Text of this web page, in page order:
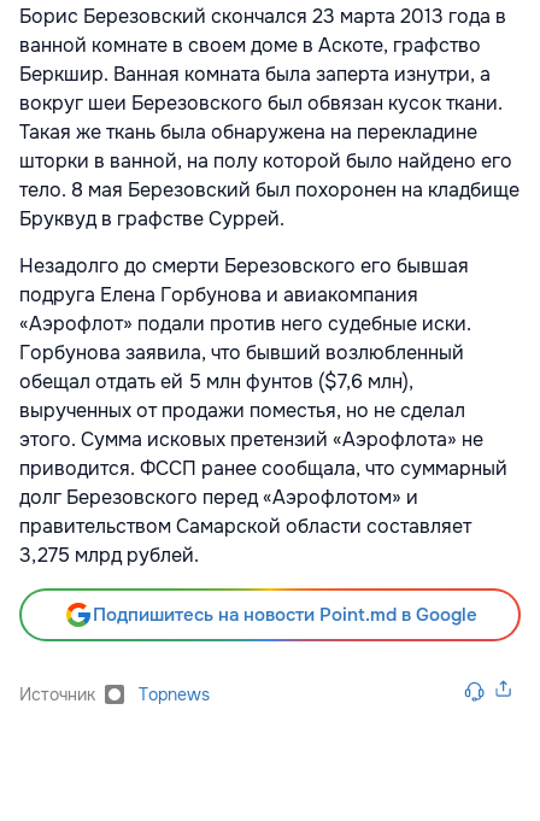
Борис Березовский скончался 23 марта 2013 года в
ванной комнате в своем доме в Аскоте, графство
Беркшир. Ванная комната была заперта изнутри, а
вокруг шеи Березовского был обвязан кусок ткани.
Такая же ткань была обнаружена на перекладине
шторки в ванной, на полу которой было найдено его
тело. 8 мая Березовский был похоронен на кладбище
Бруквуд в графстве Суррей.
Незадолго до смерти Березовского его бывшая
подруга Елена Горбунова и авиакомпания
«Аэрофлот» подали против него судебные иски.
Горбунова заявила, что бывший возлюбленный
обещал отдать ей 5 млн фунтов ($7,6 млн),
вырученных от продажи поместья, но не сделал
этого. Сумма исковых претензий «Аэрофлота» не
приводится. ФССП ранее сообщала, что суммарный
долг Березовского перед «Аэрофлотом» и
правительством Самарской области составляет
3,275 млрд рублей.
Подпишитесь на новости Point.md в Google
Источник Topnews